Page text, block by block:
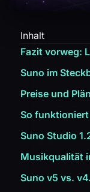
Inhalt
Fazit vorweg:
Suno im
Preise und
So
Suno Studio
Musikqualität
Suno v5 vs.